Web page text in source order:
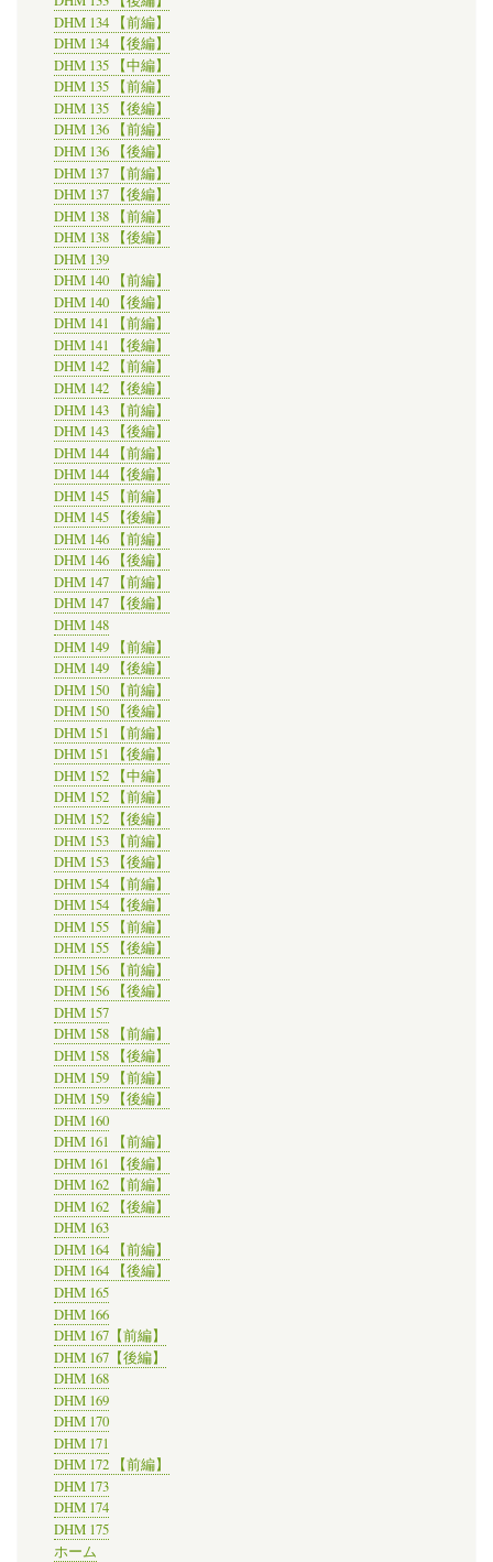
DHM 134 【前編】
DHM 134 【後編】
DHM 135 【中編】
DHM 135 【前編】
DHM 135 【後編】
DHM 136 【前編】
DHM 136 【後編】
DHM 137 【前編】
DHM 137 【後編】
DHM 138 【前編】
DHM 138 【後編】
DHM 139
DHM 140 【前編】
DHM 140 【後編】
DHM 141 【前編】
DHM 141 【後編】
DHM 142 【前編】
DHM 142 【後編】
DHM 143 【前編】
DHM 143 【後編】
DHM 144 【前編】
DHM 144 【後編】
DHM 145 【前編】
DHM 145 【後編】
DHM 146 【前編】
DHM 146 【後編】
DHM 147 【前編】
DHM 147 【後編】
DHM 148
DHM 149 【前編】
DHM 149 【後編】
DHM 150 【前編】
DHM 150 【後編】
DHM 151 【前編】
DHM 151 【後編】
DHM 152 【中編】
DHM 152 【前編】
DHM 152 【後編】
DHM 153 【前編】
DHM 153 【後編】
DHM 154 【前編】
DHM 154 【後編】
DHM 155 【前編】
DHM 155 【後編】
DHM 156 【前編】
DHM 156 【後編】
DHM 157
DHM 158 【前編】
DHM 158 【後編】
DHM 159 【前編】
DHM 159 【後編】
DHM 160
DHM 161 【前編】
DHM 161 【後編】
DHM 162 【前編】
DHM 162 【後編】
DHM 163
DHM 164 【前編】
DHM 164 【後編】
DHM 165
DHM 166
DHM 167【前編】
DHM 167【後編】
DHM 168
DHM 169
DHM 170
DHM 171
DHM 172 【前編】
DHM 173
DHM 174
DHM 175
ホーム